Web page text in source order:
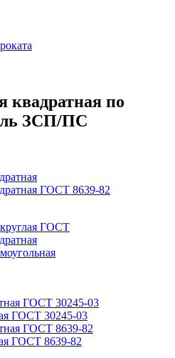
квадратная по
ЗСП/ПС
ГОСТ 8639-82
круглая ГОСТ
ГОСТ 30245-03
ГОСТ 8639-82